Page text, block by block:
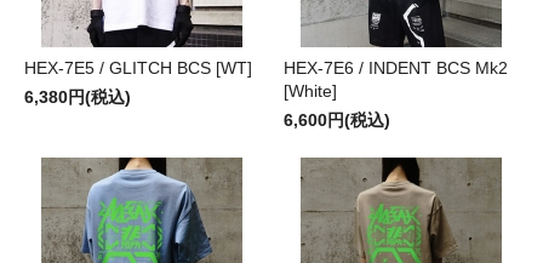
HEX-7E5 / GLITCH BCS [WT]
6,380円(税込)
HEX-7E6 / INDENT BCS Mk2
[White]
6,600円(税込)